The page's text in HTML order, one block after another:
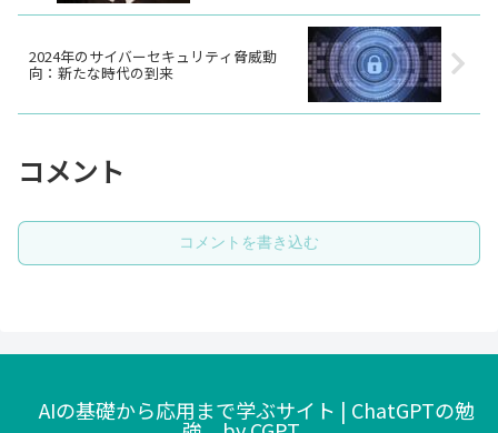
2024年のサイバーセキュリティ脅威動
向：新たな時代の到来
コメント
コメントを書き込む
AIの基礎から応用まで学ぶサイト | ChatGPTの勉